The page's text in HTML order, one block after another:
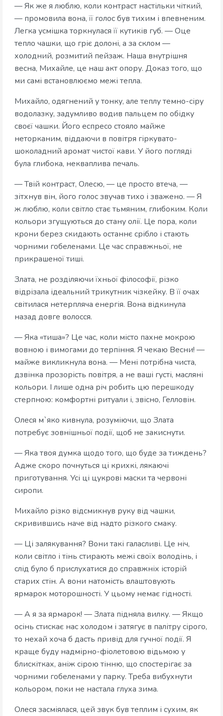
— Як же я люблю, коли контраст настільки чіткий,
— промовила вона, її голос був тихим і впевненим.
Легка усмішка торкнулася її кутиків губ. — Оце
тепло чашки, що гріє долоні, а за склом —
холодний, розмитий пейзаж. Наша внутрішня
весна, Михайле, це наш акт опору. Доказ того, що
ми самі встановлюємо межі тепла.
Михайло, одягнений у тонку, але теплу темно-сіру
водолазку, задумливо водив пальцем по обідку
своєї чашки. Його еспресо стояло майже
неторканим, віддаючи в повітря гіркувато-
шоколадний аромат чистої кави. У його погляді
була глибока, некваплива печаль.
— Твій контраст, Олесю, — це просто втеча, —
зітхнув він, його голос звучав тихо і зважено. — Я
ж люблю, коли світло стає тьмяним, глибоким. Коли
кольори згущуються до стану олії. Це пора, коли
крони берез скидають останнє срібло і стають
чорними гобеленами. Це час справжньої, не
прикрашеної тиші.
Злата, не розділяючи їхньої філософії, різко
відрізала ідеальний трикутник чізкейку. В її очах
світилася нетерпляча енергія. Вона відкинула
назад довге волосся.
— Яка «тиша»? Це час, коли місто пахне мокрою
вовною і вимогами до терпіння. Я чекаю Весни! —
майже викликнула вона. — Мені потрібна чиста,
дзвінка прозорість повітря, а не ваші густі, масляні
кольори. І лише одна річ робить цю перешкоду
стерпною: комфортні ритуали і, звісно, Гелловін.
Олеся м`яко кивнула, розуміючи, що Злата
потребує зовнішньої події, щоб не закиснути.
— Яка твоя думка щодо того, що буде за тиждень?
Адже скоро почнуться ці крихкі, лякаючі
приготування. Усі ці цукрові маски та червоні
сиропи.
Михайло різко відсмикнув руку від чашки,
скривившись наче від надто різкого смаку.
— Ці залякування? Вони такі галасливі. Це ніч,
коли світло і тінь стирають межі своїх володінь, і
слід було б прислухатися до справжніх історій
старих стін. А вони натомість влаштовують
ярмарок моторошності. У цьому немає гідності.
— А я за ярмарок! — Злата підняла вилку. — Якщо
осінь стискає нас холодом і затягує в палітру сірого,
то нехай хоча б дасть привід для гучної події. Я
краще буду надмірно-фіолетовою відьмою у
блискітках, аніж сірою тінню, що спостерігає за
чорними гобеленами у парку. Треба вибухнути
кольором, поки не настала глуха зима.
Олеся засміялася, цей звук був теплим і сухим, як